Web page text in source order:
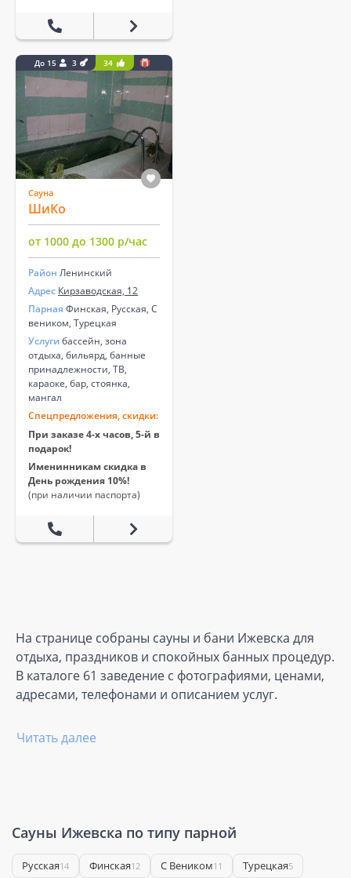
До 15 3 34
Сауна
ШиКо
от 1000 до 1300 р/час
Район Ленинский
Адрес Кирзаводская, 12
Парная Финская, Русская, С
веником, Турецкая
Услуги бассейн, зона
отдыха, бильярд, банные
принадлежности, ТВ,
караоке, бар, стоянка,
мангал
Спецпредложения, скидки:
При заказе 4-х часов, 5-й в
подарок!
Именинникам скидка в
День рождения 10%!
(при наличии паспорта)
На странице собраны сауны и бани Ижевска для
отдыха, праздников и спокойных банных процедур.
В каталоге 61 заведение с фотографиями, ценами,
адресами, телефонами и описанием услуг.
Читать далее
Сауны Ижевска по типу парной
Русская14 Финская12 С Веником11 Турецкая5